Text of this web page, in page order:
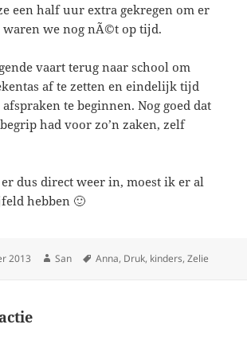
een half uur extra gekregen om er
waren we nog nÃ©t op tijd.
vaart terug naar school om
af te zetten en eindelijk tijd
te beginnen. Nog goed dat
had voor zo’n zaken, zelf
dus direct weer in, moest ik er al
hebben 🙂
2013 Auteur
San Tags
Anna, Druk, kinders,Zelie